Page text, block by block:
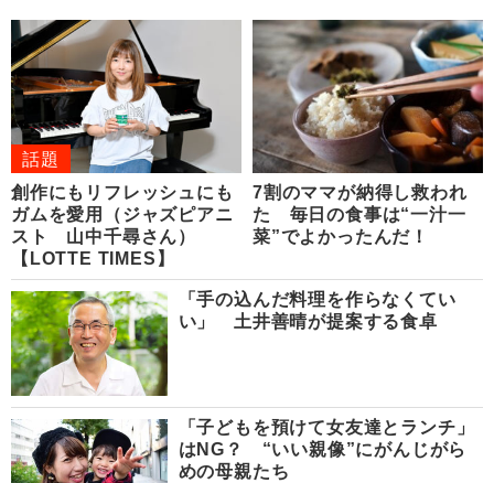
話題
創作にもリフレッシュにも
ガムを愛用（ジャズピアニ
スト 山中千尋さん）
【LOTTE TIMES】
7割のママが納得し救われ
た 毎日の食事は“一汁一
菜”でよかったんだ！
「手の込んだ料理を作らなくてい
い」 土井善晴が提案する食卓
「子どもを預けて女友達とランチ」
はNG？ “いい親像”にがんじがら
めの母親たち